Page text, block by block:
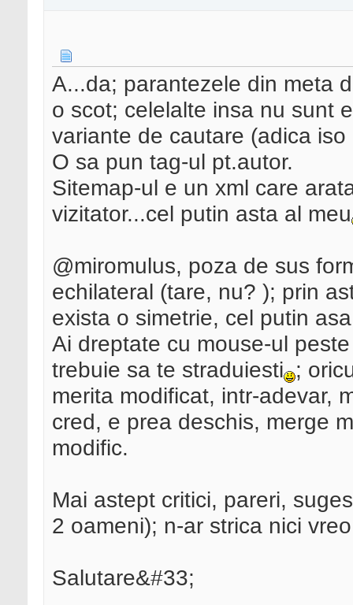
A...da; parantezele din meta
o scot; celelalte insa nu sunt
variante de cautare (adica
O sa pun tag-ul pt.autor.
Sitemap-ul e un xml care
vizitator...cel putin asta al meu
@miromulus, poza de sus
echilateral (tare, nu? ); prin
exista o simetrie, cel putin
Ai dreptate cu mouse-ul
trebuie sa te straduiesti ;
merita modificat, intr-adevar,
cred, e prea deschis, merge
modific.
Mai astept critici, pareri,
2 oameni); n-ar strica nici
Salutare&#33;